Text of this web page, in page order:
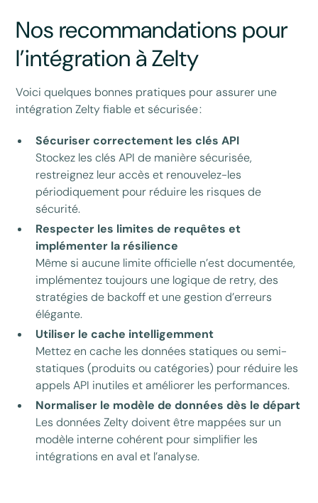
Nos recommandations pour
l’intégration à Zelty
Voici quelques bonnes pratiques pour assurer une
intégration Zelty fiable et sécurisée :
Sécuriser correctement les clés API
Stockez les clés API de manière sécurisée,
restreignez leur accès et renouvelez-les
périodiquement pour réduire les risques de
sécurité.
Respecter les limites de requêtes et
implémenter la résilience
Même si aucune limite officielle n’est documentée,
implémentez toujours une logique de retry, des
stratégies de backoff et une gestion d’erreurs
élégante.
Utiliser le cache intelligemment
Mettez en cache les données statiques ou semi-
statiques (produits ou catégories) pour réduire les
appels API inutiles et améliorer les performances.
Normaliser le modèle de données dès le départ
Les données Zelty doivent être mappées sur un
modèle interne cohérent pour simplifier les
intégrations en aval et l’analyse.